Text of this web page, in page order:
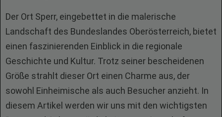
Der Ort Sperr, eingebettet in die malerische
Landschaft des Bundeslandes Oberösterreich, bietet
einen faszinierenden Einblick in die regionale
Geschichte und Kultur. Trotz seiner bescheidenen
Größe strahlt dieser Ort einen Charme aus, der
sowohl Einheimische als auch Besucher anzieht. In
diesem Artikel werden wir uns mit den wichtigsten